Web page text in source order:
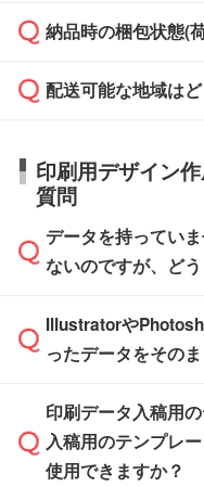
ご希望の際は担当
ください。
ご入金確認後、1
タッフまでお問い
ル」に注文予定日
その締切日や出荷
品が決まりました
たします。
※土日祝日を除く
※沖縄・離島は追
い。
応が可能かご案内
す。>>対象商品
※最短出荷日は商
品ページにてご確
ご入金確認後に在
はできかねますの
納品時の梱包状態(
商品によって異な
す。(白箱、化粧
【袋入り】 商品
す。(透明袋、デ
【個包装なし】
※化粧箱から白箱
箱の作成は原則承
配送可能な地域は
日本全国へお届け
直接納品は行って
ださい。
印刷用デザイン
質問
データを持ってい
ないのですが、ど
無料の「デザイン
PCやスマホから
ザインソフトがな
また、「データ作
Illustratorや
ったデータをその
Illustratorや
ザインソフトでこ
い方は、完全デー
印刷データ入稿用
入稿用のテンプレ
使用できますか？